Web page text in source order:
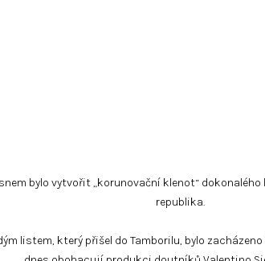
bylo vytvořit „korunovační klenot“
republika.
listem, který přišel do Tamborilu, bylo